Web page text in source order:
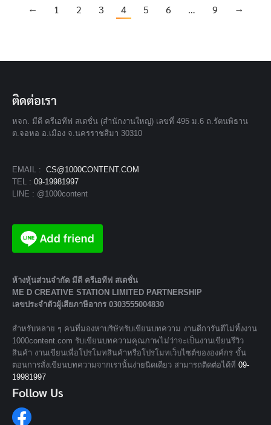
← 1 2 3 4 5 6 … 9 →
ติดต่อเรา
หจก. มีดี ครีเอทีฟ สเตชั่น (สำนักงานใหญ่) เลขที่ 495 ม.6 ถ.รัตนพิธาน
ต.จอหอ อ.เมือง จ.นครราชสีมา 30310
EMAIL : CS@1000CONTENT.COM
TEL : 09-19981997
LINE : @1000content
ห้างหุ้นส่วนจํากัด มีดี ครีเอทีฟ สเตชั่น
ME D CREATIVE STATION LIMITED PARTNERSHIP
เลขประจำตัวผู้เสียภาษีอากร 0303555004830
สำหรับหลาย ๆ คนที่มองหาบริษัทรับเขียนบทความ งานดีการันตีไม่ทิ้งงาน
1000content.com รับเขียนบทความคุณภาพไม่ว่าจะเป็นงานเขียนรีวิว
สินค้า งานเขียนเพื่อโปรโมทสินค้าหรือโปรโมทเว็บไซต์ขององค์กร ขั้น
ตอนการสั่งเขียนบทความจากเรานั้นง่ายนิดเดียว สามารถติดต่อได้ที่ 09-
19981997
Follow Us